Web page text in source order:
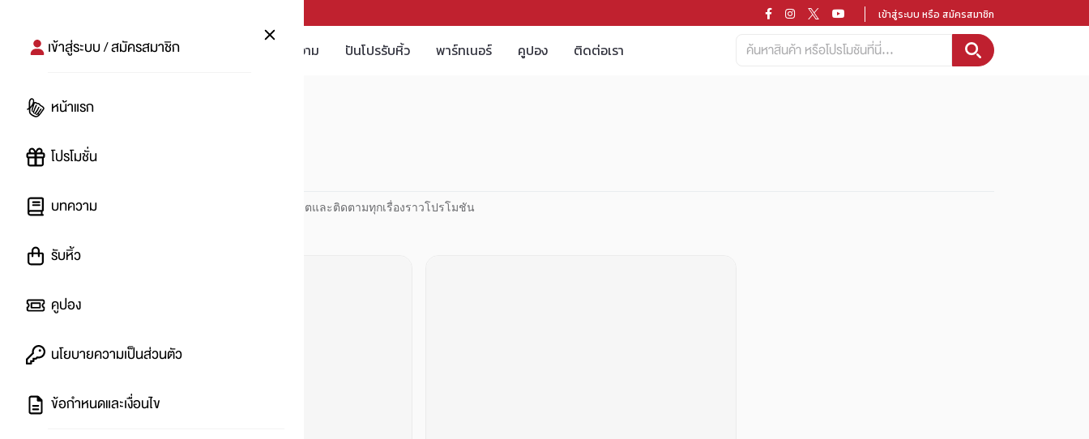
เข้าสู่ระบบ หรือ สมัครสมาชิก
บทความ ปันโปรรับหิ้ว พาร์ทเนอร์ คูปอง ติดต่อเรา
เข้าสู่ระบบ / สมัครสมาชิก
หน้าแรก
โปรโมชั่น
บทความ
รับหิ้ว
คูปอง
นโยบายความเป็นส่วนตัว
ข้อกำหนดและเงื่อนไข
#
ปันโปร PUNPRO ที่ 1 ด้านโปรโมชัน อัปเดตและติดตามทุกเรื่องราวโปรโมชัน